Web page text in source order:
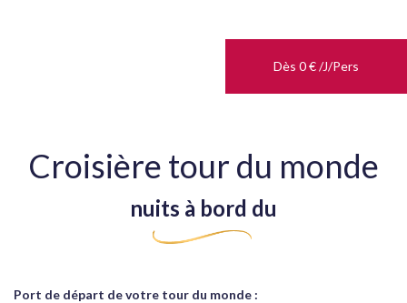
Dès 0 € /J/Pers
Croisière tour du monde
nuits à bord du
Port de départ de votre tour du monde :